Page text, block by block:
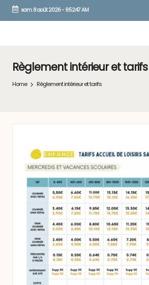
Skip
sam. 8 août 2026- 9:52:47 AM
Règlement intérieur et tarifs
Home Règlement intérieur et tarifs